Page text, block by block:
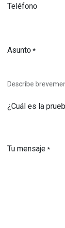
Teléfono
Asunto*
Describe
¿Cuál es la
Tu mensaje*